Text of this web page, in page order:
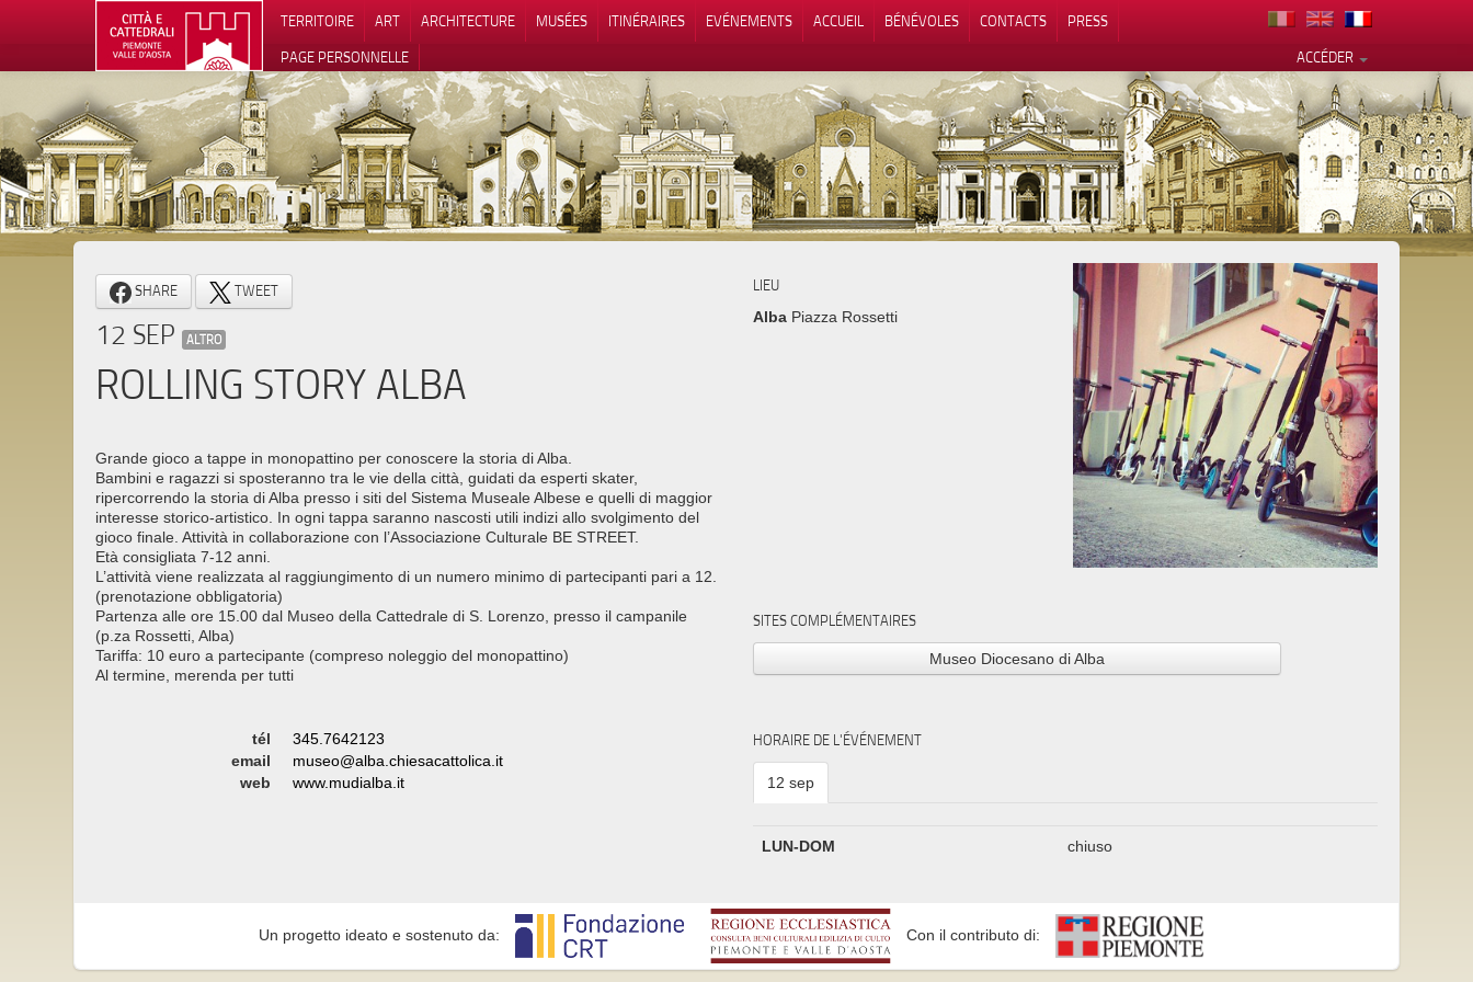
TERRITOIRE ART ARCHITECTURE MUSÉES ITINÉRAIRES EVÉNEMENTS ACCUEIL BÉNÉVOLES CONTACTS
PRESS
ACCÉDER
PAGE PERSONNELLE
SHARE TWEET
12 SEP ALTRO
ROLLING STORY ALBA
Grande gioco a tappe in monopattino per conoscere la storia di Alba.
Bambini e ragazzi si sposteranno tra le vie della città, guidati da esperti skater,
ripercorrendo la storia di Alba presso i siti del Sistema Museale Albese e quelli di maggior
interesse storico-artistico. In ogni tappa saranno nascosti utili indizi allo svolgimento del
gioco finale. Attività in collaborazione con l’Associazione Culturale BE STREET.
Età consigliata 7-12 anni.
L’attività viene realizzata al raggiungimento di un numero minimo di partecipanti pari a 12.
(prenotazione obbligatoria)
Partenza alle ore 15.00 dal Museo della Cattedrale di S. Lorenzo, presso il campanile
(p.za Rossetti, Alba)
Tariffa: 10 euro a partecipante (compreso noleggio del monopattino)
Al termine, merenda per tutti
tél
345.7642123
email
museo@alba.chiesacattolica.it
web
www.mudialba.it
LIEU
AlbaPiazza Rossetti
SITES COMPLÉMENTAIRES
Museo Diocesano di Alba
HORAIRE DE L'ÉVÉNEMENT
12 sep
LUN-DOM chiuso
Un progetto ideato e sostenuto da: Con il contributo di:
Vos choix en matière de confidentialité